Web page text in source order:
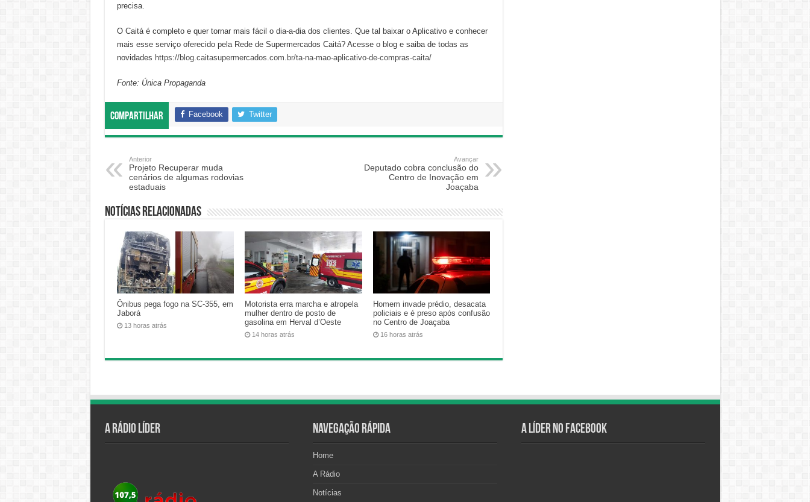
precisa.
O Caitá é completo e quer tornar mais fácil o dia-a-dia dos clientes. Que tal baixar o Aplicativo e conhecer
mais esse serviço oferecido pela Rede de Supermercados Caitá? Acesse o blog e saiba de todas as
novidades https://blog.caitasupermercados.com.br/ta-na-mao-aplicativo-de-compras-caita/
Fonte: Única Propaganda
Compartilhar Facebook Twitter
Anterior
Projeto Recuperar muda
cenários de algumas rodovias
estaduais
Avançar
Deputado cobra conclusão do
Centro de Inovação em
Joaçaba
Notícias relacionadas
Ônibus pega fogo na SC-355, em
Jaborá
13 horas atrás
Motorista erra marcha e atropela
mulher dentro de posto de
gasolina em Herval d’Oeste
14 horas atrás
Homem invade prédio, desacata
policiais e é preso após confusão
no Centro de Joaçaba
16 horas atrás
A Rádio Líder Navegação Rápida
Home
A Rádio
Notícias
A Líder no Facebook